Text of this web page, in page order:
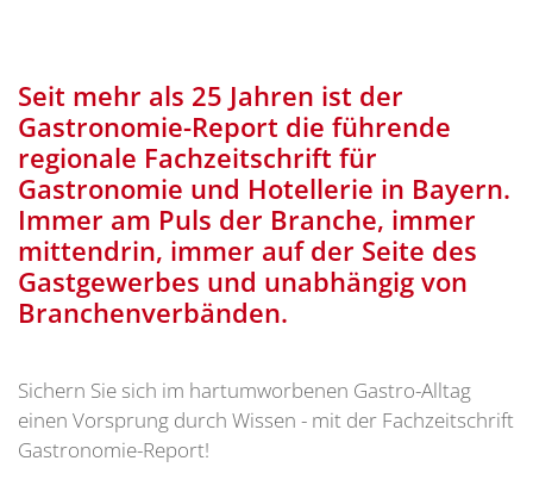
Seit mehr als 25 Jahren ist der
Gastronomie-Report die führende
regionale Fachzeitschrift für
Gastronomie und Hotellerie in Bayern.
Immer am Puls der Branche, immer
mittendrin, immer auf der Seite des
Gastgewerbes und unabhängig von
Branchenverbänden.
Sichern Sie sich im hartumworbenen Gastro-Alltag
einen Vorsprung durch Wissen - mit der Fachzeitschrift
Gastronomie-Report!